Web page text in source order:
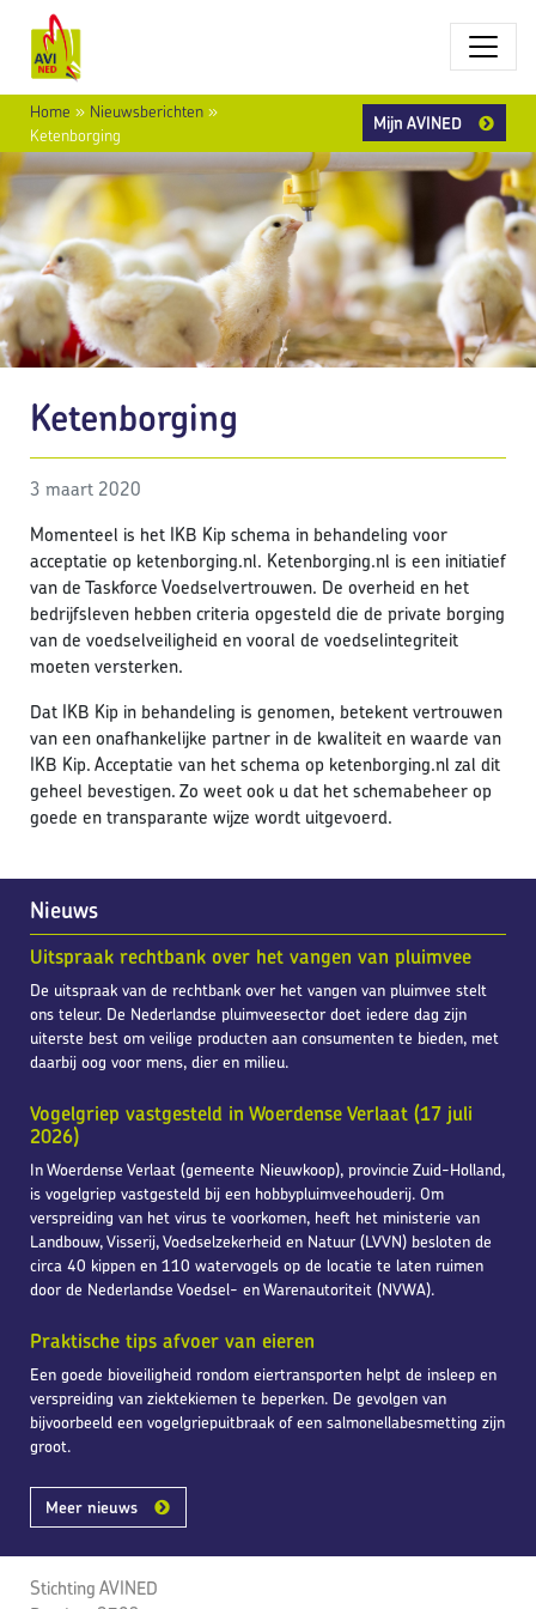
Home » Nieuwsberichten »
Ketenborging
Mijn AVINED
Nieuws
Uitspraak rechtbank over het vangen van pluimvee
De uitspraak van de rechtbank over het vangen van pluimvee stelt
ons teleur. De Nederlandse pluimveesector doet iedere dag zijn
uiterste best om veilige producten aan consumenten te bieden, met
daarbij oog voor mens, dier en milieu.
Vogelgriep vastgesteld in Woerdense Verlaat (17 juli
2026)
In Woerdense Verlaat (gemeente Nieuwkoop), provincie Zuid-Holland,
is vogelgriep vastgesteld bij een hobbypluimveehouderij. Om
verspreiding van het virus te voorkomen, heeft het ministerie van
Landbouw, Visserij, Voedselzekerheid en Natuur (LVVN) besloten de
circa 40 kippen en 110 watervogels op de locatie te laten ruimen
door de Nederlandse Voedsel- en Warenautoriteit (NVWA).
Praktische tips afvoer van eieren
Een goede bioveiligheid rondom eiertransporten helpt de insleep en
verspreiding van ziektekiemen te beperken. De gevolgen van
bijvoorbeeld een vogelgriepuitbraak of een salmonellabesmetting zijn
groot.
Meer nieuws
Stichting AVINED
Ketenborging
3 maart 2020
Momenteel is het IKB Kip schema in behandeling voor
acceptatie op ketenborging.nl. Ketenborging.nl is een initiatief
van de Taskforce Voedselvertrouwen. De overheid en het
bedrijfsleven hebben criteria opgesteld die de private borging
van de voedselveiligheid en vooral de voedselintegriteit
moeten versterken.
Dat IKB Kip in behandeling is genomen, betekent vertrouwen
van een onafhankelijke partner in de kwaliteit en waarde van
IKB Kip. Acceptatie van het schema op ketenborging.nl zal dit
geheel bevestigen. Zo weet ook u dat het schemabeheer op
goede en transparante wijze wordt uitgevoerd.